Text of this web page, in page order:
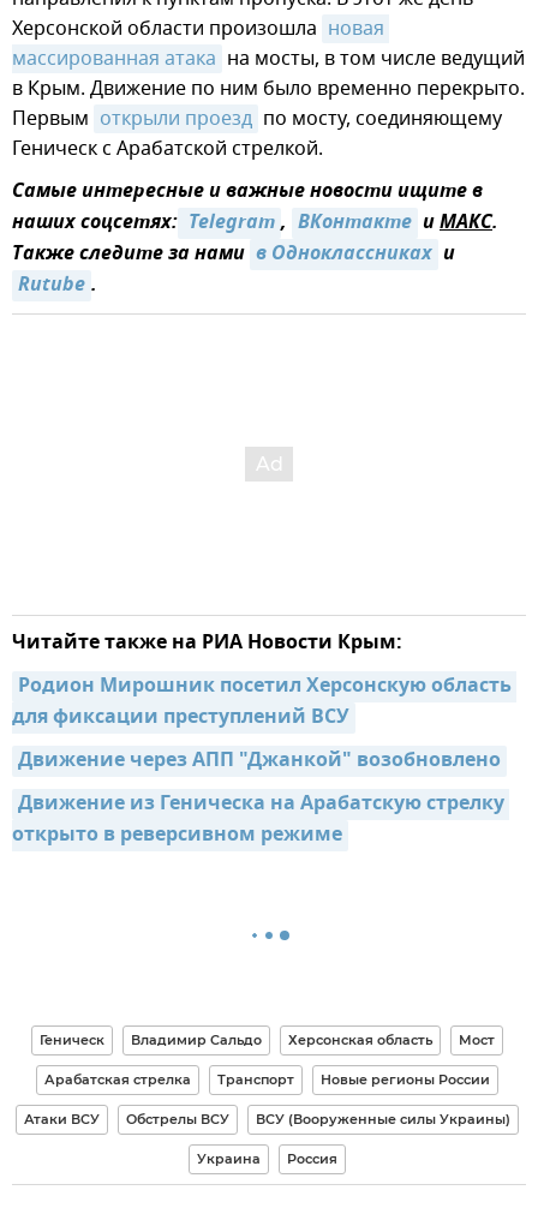
Херсонской области произошла новая
массированная атака на мосты, в том числе ведущий
в Крым. Движение по ним было временно перекрыто.
Первым открыли проезд по мосту, соединяющему
Геническ с Арабатской стрелкой.
Самые интересные и важные новости ищите в
наших соцсетях: Telegram, ВКонтакте иMAКС.
Также следите за нами в Одноклассниках и
Rutube.
Читайте также на РИА Новости Крым:
Родион Мирошник посетил Херсонскую область
для фиксации преступлений ВСУ
Движение через АПП "Джанкой" возобновлено
Движение из Геническа на Арабатскую стрелку
открыто в реверсивном режиме
Геническ Владимир Сальдо Херсонская область Мост
Арабатская стрелка Транспорт Новые регионы России
Атаки ВСУ Обстрелы ВСУ ВСУ (Вооруженные силы Украины)
Украина Россия